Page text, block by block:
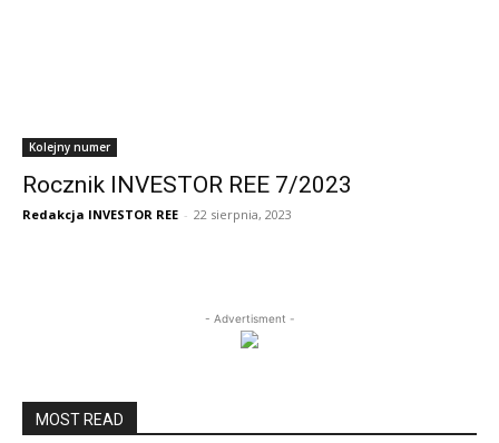
Kolejny numer
Rocznik INVESTOR REE 7/2023
Redakcja INVESTOR REE - 22 sierpnia, 2023
- Advertisment -
MOST READ